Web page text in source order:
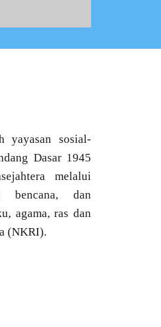
yayasan sosial-
Dasar 1945
melalui
bencana, dan
agama, ras dan
(NKRI).